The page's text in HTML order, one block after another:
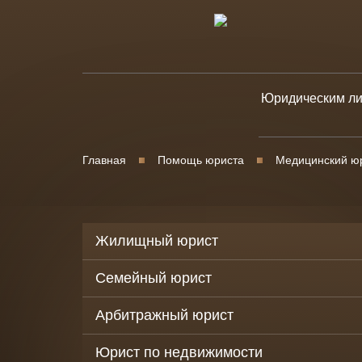
Юридическим
Юридическое
бизнеса
Споры в
Главная Помощь юриста Медицинский
Жилищный юрист
Семейный юрист
Арбитражный юрист
Юрист по недвижимости